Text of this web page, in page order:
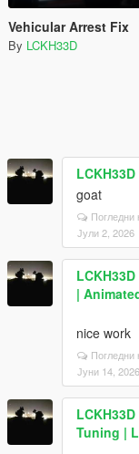
Vehicular Arrest Fix
By LCKH33D
LCKH33D
goat
Погледни
Јули 2, 2026
LCKH33D
|
nice work
Погледни
Јуни 14, 2026
LCKH33D
Tuning |